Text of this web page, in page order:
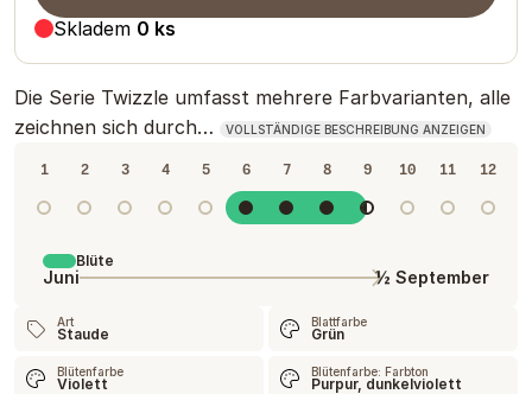
Skladem 0 ks
Die Serie Twizzle umfasst mehrere Farbvarianten, alle
zeichnen sich durch…
VOLLSTÄNDIGE BESCHREIBUNG ANZEIGEN
1 2 3 4 5 6 7 8 9 10 11 12
Blüte
Juni ½ September
Art
Staude
Blattfarbe
Grün
Blütenfarbe
Violett
Blütenfarbe: Farbton
Purpur, dunkelviolett